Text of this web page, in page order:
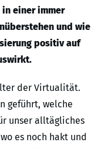
in einer immer
und wie
positiv auf
der Virtualität.
geführt, welche
unser alltägliches
es noch hakt und